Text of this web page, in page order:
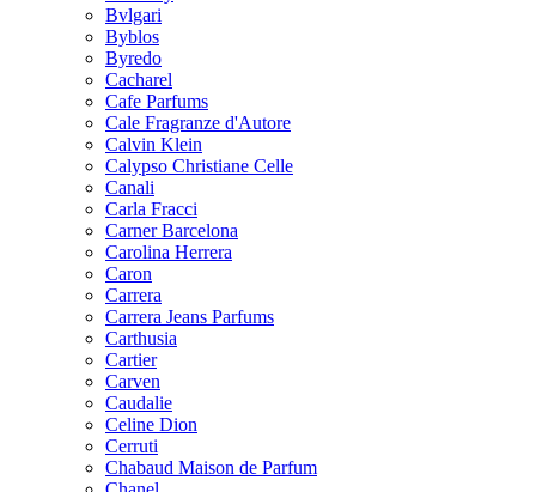
Bvlgari
Byblos
Byredo
Cacharel
Cafe Parfums
Cale Fragranze d'Autore
Calvin Klein
Calypso Christiane Celle
Canali
Carla Fracci
Carner Barcelona
Carolina Herrera
Caron
Carrera
Carrera Jeans Parfums
Carthusia
Cartier
Carven
Caudalie
Celine Dion
Cerruti
Chabaud Maison de Parfum